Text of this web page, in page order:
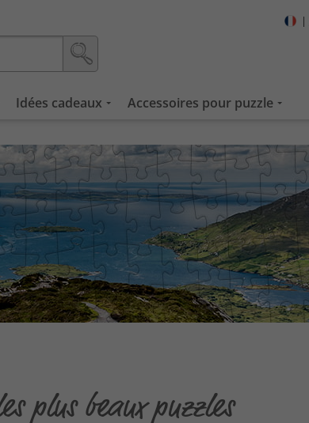
|
Idées cadeaux Accessoires pour puzzle
plus beaux puzzles